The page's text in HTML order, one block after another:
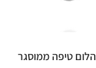
טיפה ממוסגר